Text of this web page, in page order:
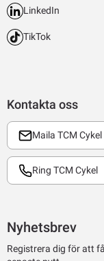
Kontakta oss
Maila TCM Cykel
Ring TCM Cykel
LinkedIn
TikTok
Nyhetsbrev
Registrera dig för att